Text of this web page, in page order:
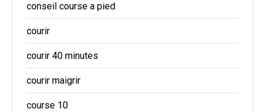
conseil course a pied
courir
courir 40 minutes
courir maigrir
course 10